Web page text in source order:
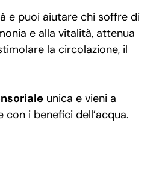
e puoi aiutare chi soffre di
e alla vitalità, attenua
la circolazione, il
unica e vieni a
i benefici dell’acqua.